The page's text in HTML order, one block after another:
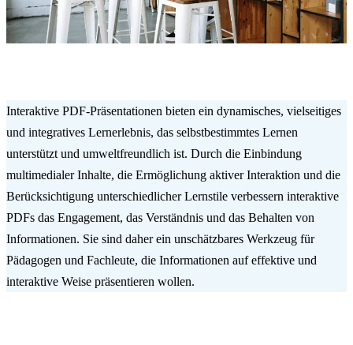
Interaktive PDF-Präsentationen bieten ein dynamisches, vielseitiges
und integratives Lernerlebnis, das selbstbestimmtes Lernen
unterstützt und umweltfreundlich ist. Durch die Einbindung
multimedialer Inhalte, die Ermöglichung aktiver Interaktion und die
Berücksichtigung unterschiedlicher Lernstile verbessern interaktive
PDFs das Engagement, das Verständnis und das Behalten von
Informationen. Sie sind daher ein unschätzbares Werkzeug für
Pädagogen und Fachleute, die Informationen auf effektive und
interaktive Weise präsentieren wollen.